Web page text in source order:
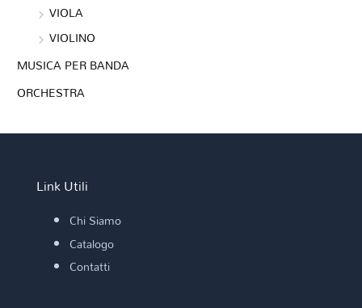
VIOLA
VIOLINO
MUSICA PER BANDA
ORCHESTRA
Link Utili
Chi Siamo
Catalogo
Contatti